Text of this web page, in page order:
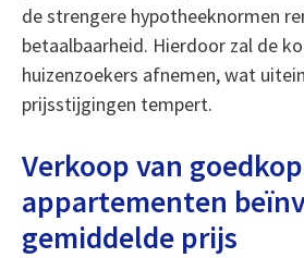
de strengere hypotheeknormen
betaalbaarheid. Hierdoor zal de
huizenzoekers afnemen, wat
prijsstijgingen tempert.
Verkoop van
appartementen
gemiddelde prijs